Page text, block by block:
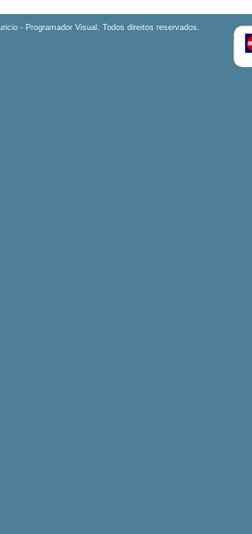
- Programador Visual. Todos direitos reservados.